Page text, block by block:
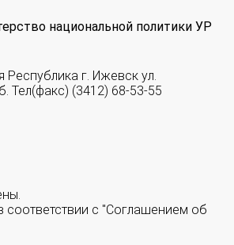
национальной политики УР
Республика г. Ижевск ул.
Тел(факс) (3412) 68-53-55
соответствии с "Соглашением об